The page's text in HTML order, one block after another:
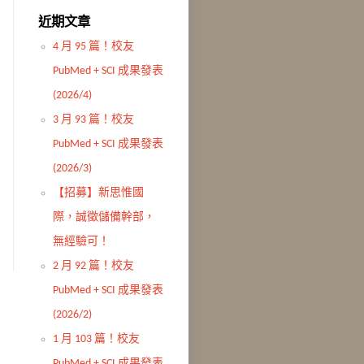
近期文章
4 月 95 篇！校友
PubMed + SCI 成果發表
(2026/4)
3 月 93 篇！校友
PubMed + SCI 成果發表
(2026/3)
【招募】新思惟國
際，誠徵儲備幹部，
無經驗可！
2 月 92 篇！校友
PubMed + SCI 成果發表
(2026/2)
1 月 103 篇！校友